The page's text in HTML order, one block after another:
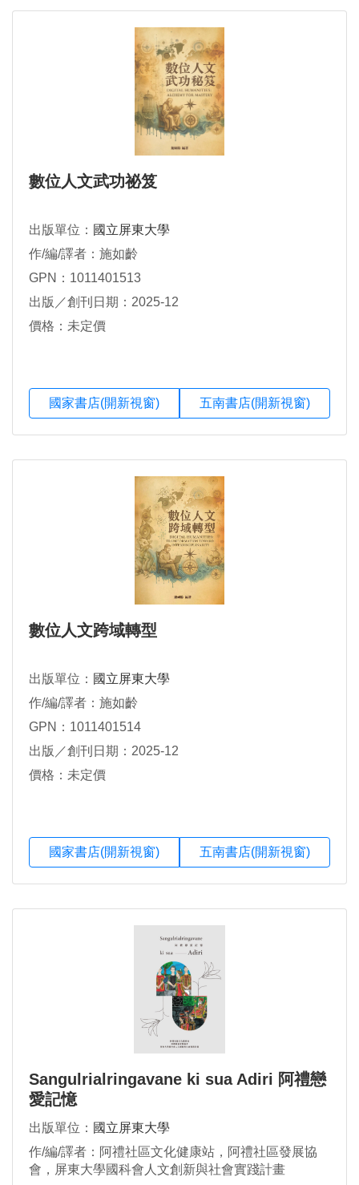
數位人文武功祕笈
出版單位： 國立屏東大學
作/編/譯者：施如齡
GPN：1011401513
出版／創刊日期：2025-12
價格：未定價
國家書店(開新視窗) 五南書店(開新視窗)
數位人文跨域轉型
出版單位： 國立屏東大學
作/編/譯者：施如齡
GPN：1011401514
出版／創刊日期：2025-12
價格：未定價
國家書店(開新視窗) 五南書店(開新視窗)
Sangulrialringavane ki sua Adiri 阿禮戀
愛記憶
出版單位： 國立屏東大學
作/編/譯者：阿禮社區文化健康站，阿禮社區發展協
會，屏東大學國科會人文創新與社會實踐計畫